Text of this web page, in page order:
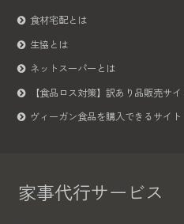
食材宅配とは
生協とは
ネットスーパーとは
【食品ロス対策】訳あり品販売サイ
ヴィーガン食品を購入できるサイト
家事代行サービス